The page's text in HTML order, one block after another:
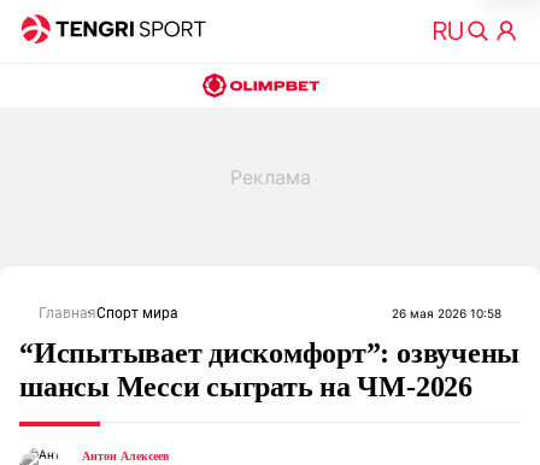
ГлавнаяСпорт мира 26 мая 2026 10:58
“Испытывает дискомфорт”: озвучены
шансы Месси сыграть на ЧМ-2026
Антон Алексеев